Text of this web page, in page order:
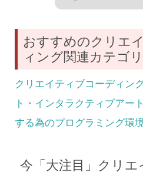
おすすめのクリエ
ィング関連カテゴ
クリエイティブコーディン
ト・インタラクティブアー
する為のプログラミング環
今「大注目」クリ